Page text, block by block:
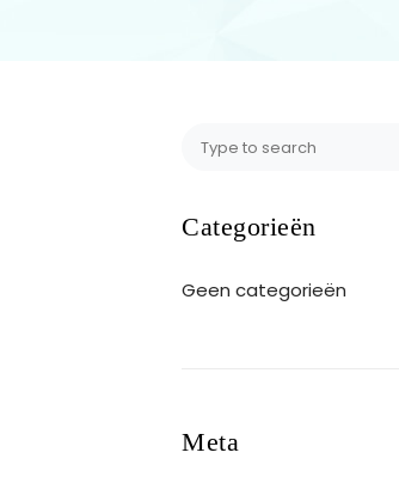
Categorieën
Geen categorieën
Meta